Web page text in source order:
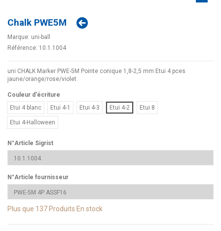
Chalk PWE5M
Marque: uni-ball
Référence: 10.1.1004
uni CHALK Marker PWE-5M Pointe conique 1,8-2,5 mm Etui 4 pces
jaune/orange/rose/violet
Couleur d'écriture
Etui 4 blanc
Etui 4-1 Etui 4-3 Etui 4-2 Etui 8
Etui 4-Halloween
N°Article Sigrist
N°Article fournisseur
Plus que 137 Produits En stock